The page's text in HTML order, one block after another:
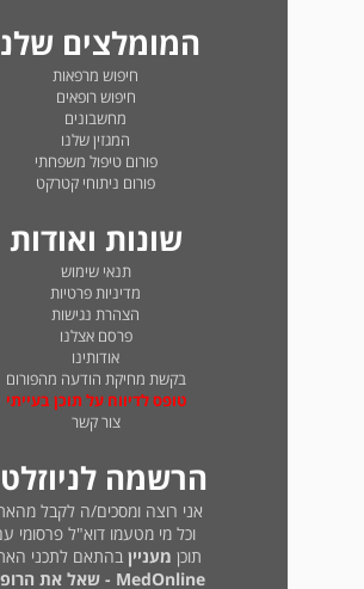
המומלצים
חיפוש מרפאות
חיפוש רופאים
מחשבונים
המגזין שלנו
פורום טיפול משפחתי
פורום ניתוחי קטרקט
שונות ואודות
תנאי שימוש
מדיניות פרטיות
הצהרת נגישות
פרסם אצלנו
אודותינו
בקשת מחיקת הודעה מהפורום
טופס לדיווח על תוכן בעייתי
צור קשר
הרשמה
אני רוצה ומסכים/ה לקבל
וכל מי מטעמו דוא"ל פרסומי
תוכן מעניין בהתאם לתכני
MedOnline - שאל את הרופא